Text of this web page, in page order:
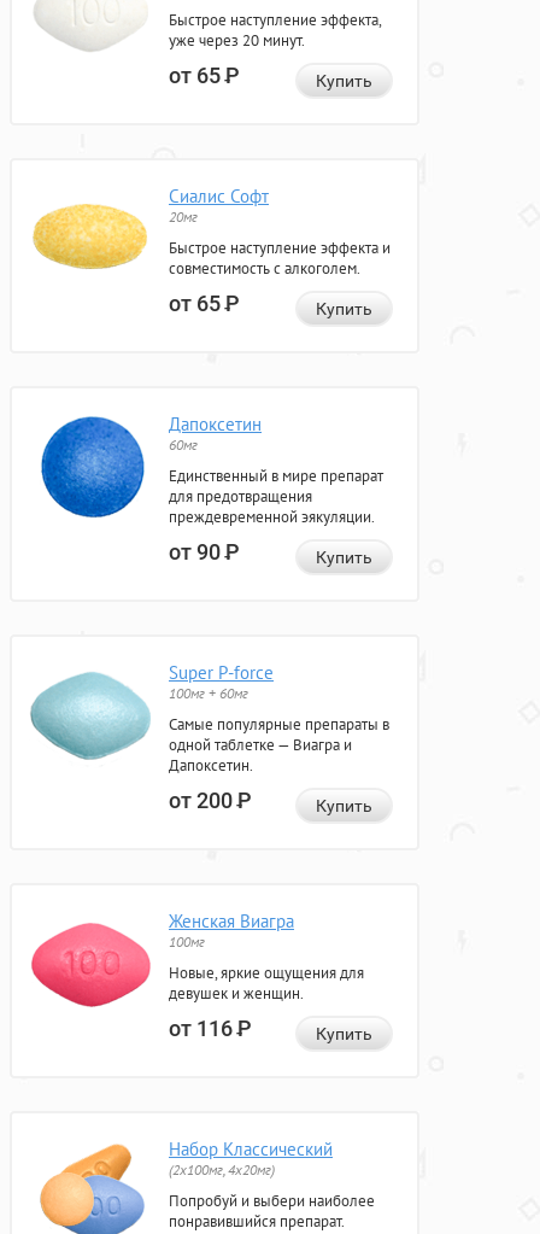
Быстрое наступление эффекта,
уже через 20 минут.
от 65Р Купить
Сиалис Софт
20мг
Быстрое наступление эффекта и
совместимость с алкоголем.
от 65Р Купить
Дапоксетин
60мг
Единственный в мире препарат
для предотвращения
преждевременной эякуляции.
от 90Р Купить
Super P-force
100мг + 60мг
Самые популярные препараты в
одной таблетке — Виагра и
Дапоксетин.
от 200Р Купить
Женская Виагра
100мг
Новые, яркие ощущения для
девушек и женщин.
от 116Р Купить
Набор Классический
(2x100мг, 4x20мг)
Попробуй и выбери наиболее
понравившийся препарат.